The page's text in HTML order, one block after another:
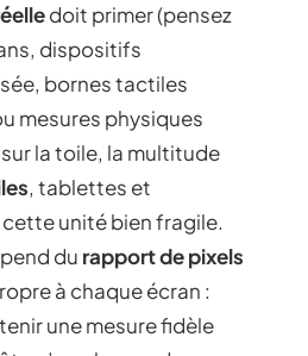
doit primer (pensez
dispositifs
bornes tactiles
mesures physiques
la toile, la multitude
, tablettes et
unité bien fragile.
du rapport de pixels
à chaque écran :
une mesure fidèle